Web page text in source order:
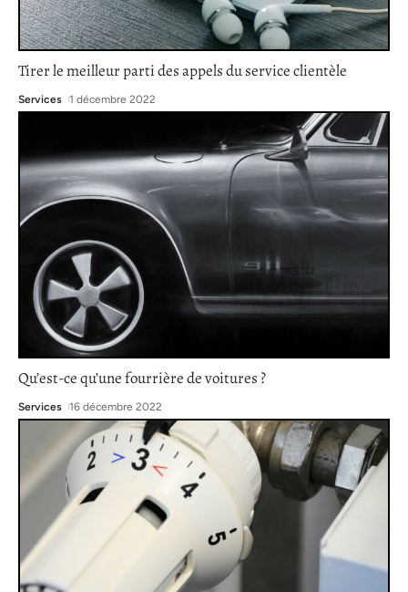
Tirer le meilleur parti des appels du service clientèle
Services 1 décembre 2022
Qu’est-ce qu’une fourrière de voitures ?
Services 16 décembre 2022